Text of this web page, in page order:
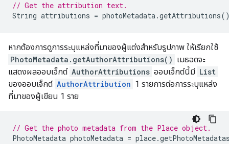
// Get the attribution text.
String attributions = photoMetadata.getAttributions
หากต้องการดูการระบุแหล่งที่มาของผู้แต่งสำหรับรูปภาพ ให้เรียกใช้
PhotoMetadata.getAuthorAttributions() เมธอดจะ
แสดงผลออบเจ็กต์ AuthorAttributions ออบเจ็กต์นี้มี List
ของออบเจ็กต์ AuthorAttribution 1 รายการต่อการระบุแหล่ง
ที่มาของผู้เขียน 1 ราย
// Get the photo metadata from the Place object.
PhotoMetadata photoMetadata = place.